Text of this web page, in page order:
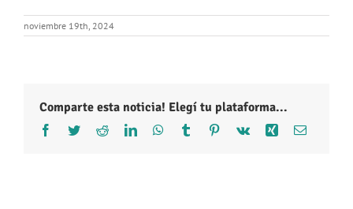
noviembre 19th, 2024
Comparte esta noticia! Elegí tu plataforma...
Facebook
TwitterRedditLinkedInWhatsApp
Tumblr Pinterest
Vk Xing Correo